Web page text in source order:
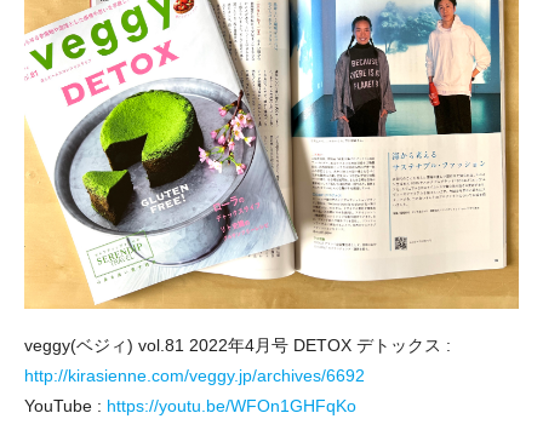
veggy(ベジィ) vol.81 2022年4月号 DETOX デトックス :
http://kirasienne.com/veggy.jp/archives/6692
YouTube : https://youtu.be/WFOn1GHFqKo